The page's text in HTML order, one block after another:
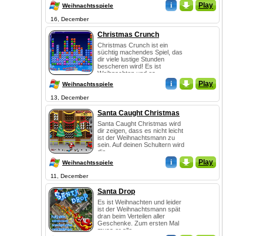
Weihnachtsspiele i _ Play
16, December
Christmas Crunch
Christmas Crunch ist ein
süchtig machendes Spiel, das
dir viele lustige Stunden
bescheren wird! Es ist
Weihnachten und es ...
Weihnachtsspiele i _ Play
13, December
Santa Caught Christmas
Santa Caught Christmas wird
dir zeigen, dass es nicht leicht
ist der Weihnachtsmann zu
sein. Auf deinen Schultern wird
die...
Weihnachtsspiele i _ Play
11, December
Santa Drop
Es ist Weihnachten und leider
ist der Weihnachtsmann spät
dran beim Verteilen aller
Geschenke. Zum ersten Mal
muss er alle...